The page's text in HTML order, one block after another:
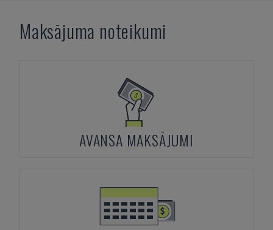
Maksājuma noteikumi
AVANSA MAKSĀJUMI